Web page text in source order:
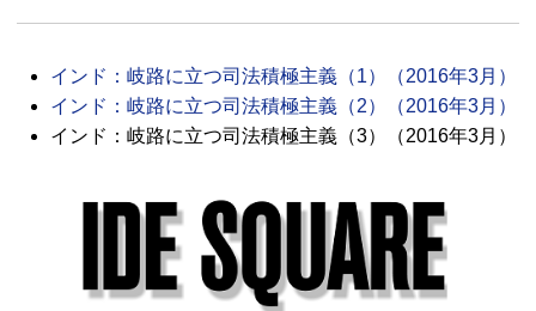
インド：岐路に立つ司法積極主義（1）（2016年3月）
インド：岐路に立つ司法積極主義（2）（2016年3月）
インド：岐路に立つ司法積極主義（3）（2016年3月）